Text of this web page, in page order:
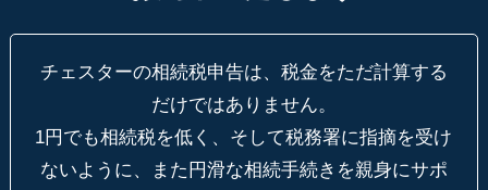
チェスターの相続税申告は、税金をただ計算する
だけではありません。
1円でも相続税を低く、そして税務署に指摘を受け
ないように、
また円滑な相続手続きを親身にサポ